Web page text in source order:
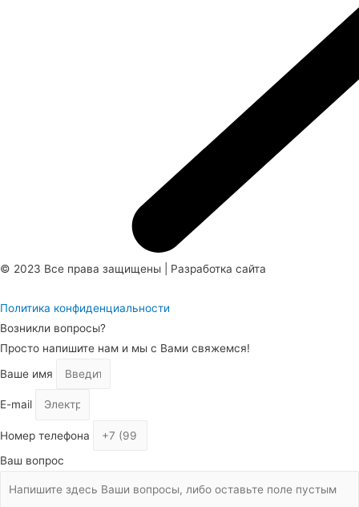
© 2023 Все права защищены | Разработка сайта
Политика конфиденциальности
Возникли вопросы?
Просто напишите нам и мы с Вами свяжемся!
Ваше имя
E-mail
Номер телефона
Ваш вопрос